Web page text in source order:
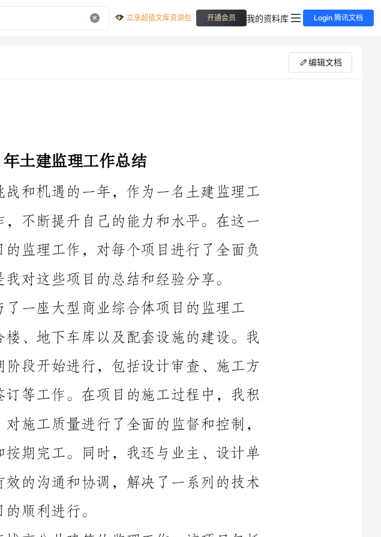
立享超值文库资源包 开通会员 我的资料库 Login 腾讯文档
编辑文档
____年是一个充满挑战和机遇的一年，作为一名土建监理工
年里，我承担了多个项目的监理工作，对每个项目进行了全面负
责的管理和监督，下面是我对这些项目的总结和经验分享。
首先，____年我参与了一座大型商业综合体项目的监理工
作。该项目包括商业综合楼、地下车库以及配套设施的建设。我
案审核以及施工合同的签订等工作。在项目的施工过程中，我积
极参与项目的现场管理，对施工质量进行了全面的监督和控制，
确保了项目的顺利进行和按期完工。同时，我还与业主、设计单
位以及施工单位进行了有效的沟通和协调，解决了一系列的技术
其次，我参与了一座城市公共建筑的监理工作。该项目包括
公园、图书馆以及文化活动中心等建筑，是为了满足当地居民的